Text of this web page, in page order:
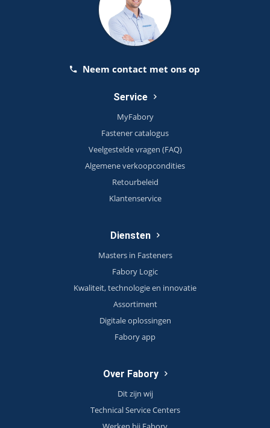
Neem contact met ons op
Service
MyFabory
Fastener catalogus
Veelgestelde vragen (FAQ)
Algemene verkoopcondities
Retourbeleid
Klantenservice
Diensten
Masters in Fasteners
Fabory Logic
Kwaliteit, technologie en innovatie
Assortiment
Digitale oplossingen
Fabory app
Over Fabory
Dit zijn wij
Technical Service Centers